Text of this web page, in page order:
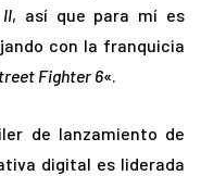
, así que para mí es
con la franquicia
Fighter 6«.
de lanzamiento de
digital es liderada